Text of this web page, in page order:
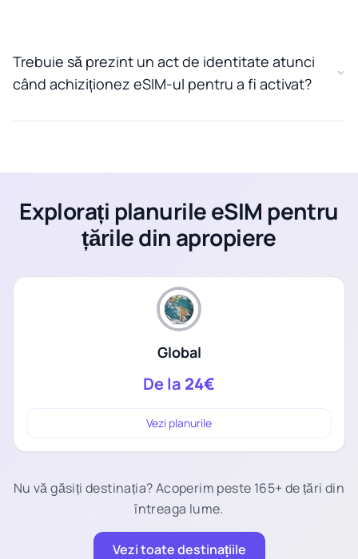
Trebuie să prezint un act de identitate atunci
când achiziționez eSIM-ul pentru a fi activat?
Explorați planurile eSIM pentru
țările din apropiere
Global
De la 24€
Vezi planurile
Nu vă găsiți destinația? Acoperim peste 165+ de țări din
întreaga lume.
Vezi toate destinațiile